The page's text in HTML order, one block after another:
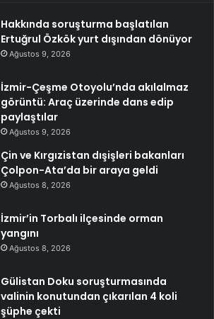
Hakkında soruşturma başlatılan
Ertuğrul Özkök yurt dışından dönüyor
Ağustos 9, 2026
İzmir-Çeşme Otoyolu’nda akılalmaz
görüntü: Araç üzerinde dans edip
paylaştılar
Ağustos 9, 2026
Çin ve Kırgızistan dışişleri bakanları
Çolpon-Ata’da bir araya geldi
Ağustos 8, 2026
İzmir’in Torbalı ilçesinde orman
yangını
Ağustos 8, 2026
Gülistan Doku soruşturmasında
valinin konutundan çıkarılan 4 koli
şüphe çekti